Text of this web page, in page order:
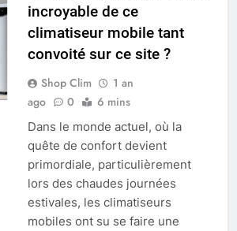
incroyable de ce
climatiseur mobile tant
convoité sur ce site ?
Shop Clim
1 an
ago
0 6 mins
Dans le monde actuel, où la
quête de confort devient
primordiale, particulièrement
lors des chaudes journées
estivales, les climatiseurs
mobiles ont su se faire une